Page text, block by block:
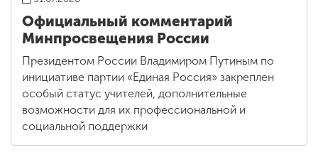
Официальный комментарий
Минпросвещения России
Президентом России Владимиром Путиным по
инициативе партии «Единая Россия» закреплен
особый статус учителей, дополнительные
возможности для их профессиональной и
социальной поддержки